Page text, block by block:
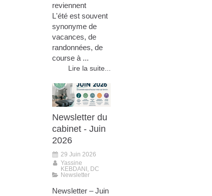
reviennent
L'été est souvent
synonyme de
vacances, de
randonnées, de
course à ...
Lire la suite...
Newsletter du
cabinet - Juin
2026
29 Juin 2026
Yassine
KEBDANI, DC
Newsletter
Newsletter – Juin